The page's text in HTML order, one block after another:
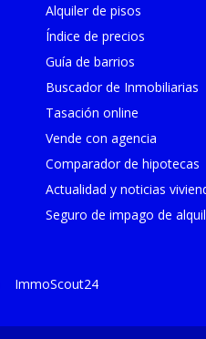
Alquiler de pisos
Índice de precios
Guía de barrios
Buscador de Inmobiliarias
Tasación online
Vende con agencia
Comparador de hipotecas
Actualidad y noticias
Seguro de impago de
ImmoScout24